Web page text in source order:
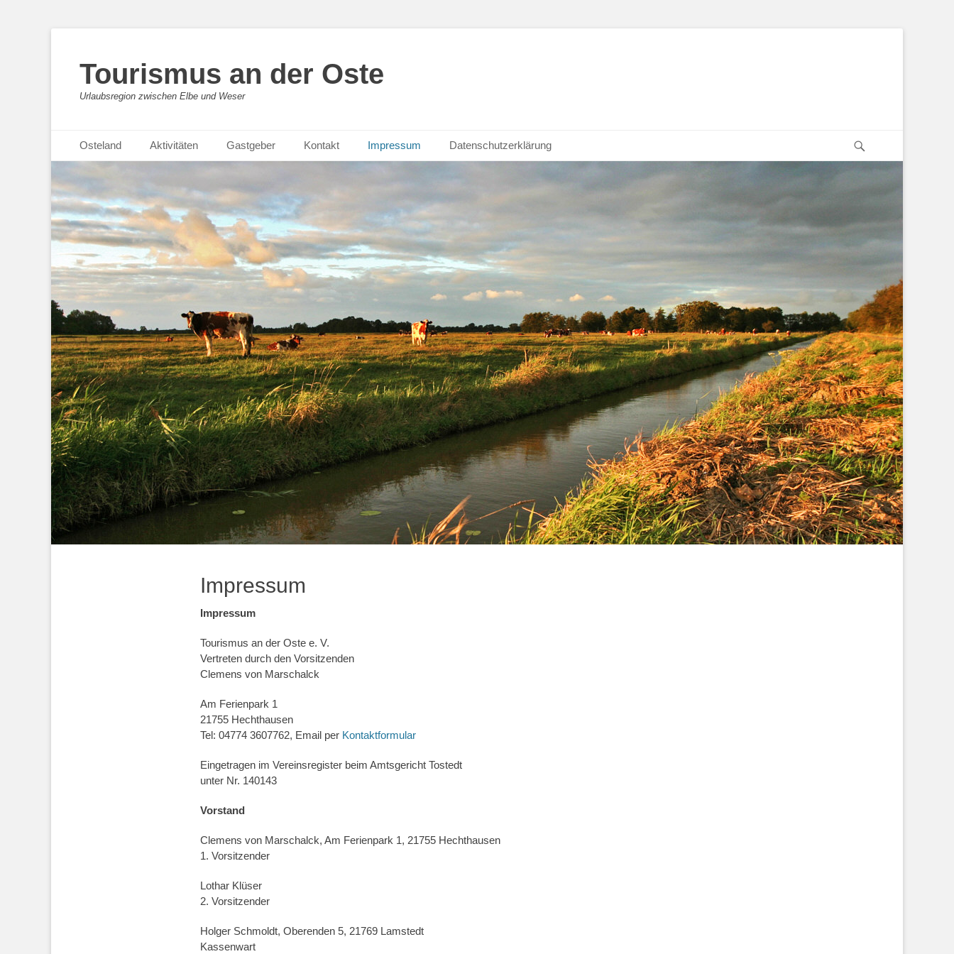
Tourismus an der Oste
Urlaubsregion zwischen Elbe und Weser
Primäres Menü
zum
Osteland Aktivitäten Gastgeber Kontakt Impressum Datenschutzerklärung
Impressum
Impressum
Tourismus an der Oste e. V.
Vertreten durch den Vorsitzenden
Clemens von Marschalck
Am Ferienpark 1
21755 Hechthausen
Tel: 04774 3607762, Email per Kontaktformular
Eingetragen im Vereinsregister beim Amtsgericht Tostedt
unter Nr. 140143
Vorstand
Clemens von Marschalck, Am Ferienpark 1, 21755 Hechthausen
1. Vorsitzender
Lothar Klüser
2. Vorsitzender
Holger Schmoldt, Oberenden 5, 21769 Lamstedt
Kassenwart